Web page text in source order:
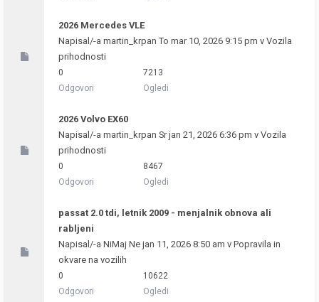
2026 Mercedes VLE
Napisal/-a martin_krpan To mar 10, 2026 9:15 pm v Vozila
prihodnosti
0
Odgovori
7213
Ogledi
2026 Volvo EX60
Napisal/-a martin_krpan Sr jan 21, 2026 6:36 pm v Vozila
prihodnosti
0
Odgovori
8467
Ogledi
passat 2.0 tdi, letnik 2009 - menjalnik obnova ali
rabljeni
Napisal/-a NiMaj Ne jan 11, 2026 8:50 am v Popravila in
okvare na vozilih
0
Odgovori
10622
Ogledi